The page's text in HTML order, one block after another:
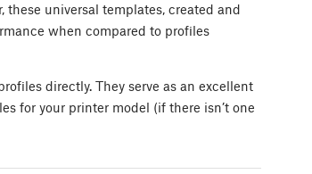
these universal templates, created and
when compared to profiles
directly. They serve as an excellent
for your printer model (if there isn’t one